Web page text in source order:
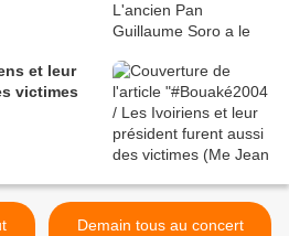
et leur
victimes
Demain tous au concert